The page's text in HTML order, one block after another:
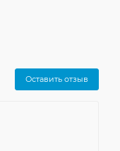
Оставить отзыв